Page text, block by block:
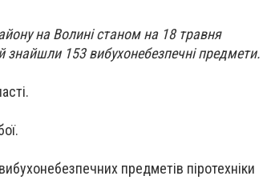
на Волині станом на 18 травня
знайшли 153 вибухонебезпечні предмети.
предметів піротехніки